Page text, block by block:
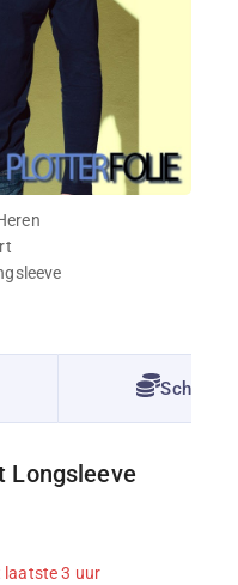
Scherpe
Longsleeve
laatste 3 uur